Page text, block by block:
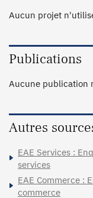
Aucun projet
Publications
Aucune publication
Autres
EAE Services :
services
EAE Commerce :
commerce